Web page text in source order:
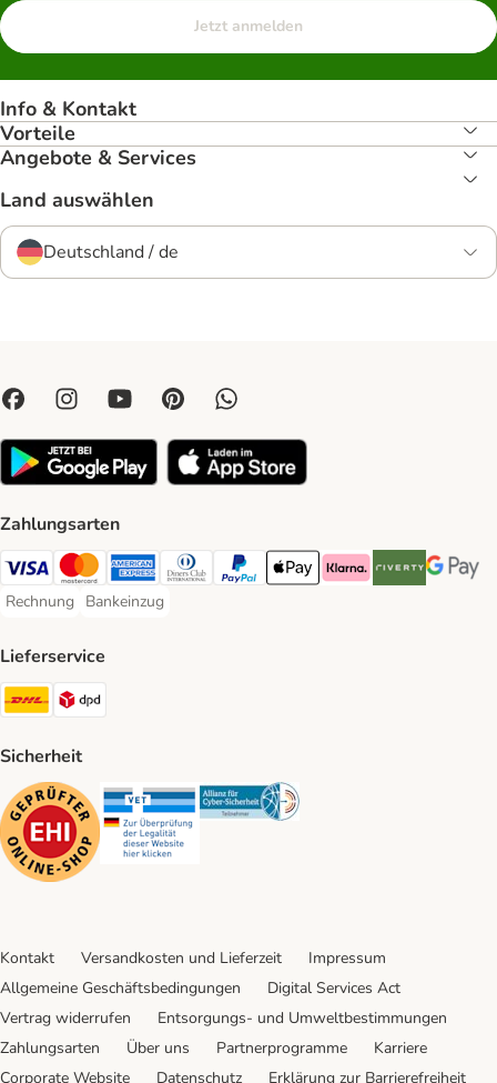
Jetzt anmelden
Info & Kontakt
Vorteile
Angebote & Services
Land auswählen
Deutschland / de
Zahlungsarten
Visa Payment Method
Mastercard Payment Method
American Express Payment Method
Diners Club Payment Method
PayPal Payment Method
Apple Pay Payment Method
Klarna Payment Method
Riverty Payment
Google
Rechnung
Rechnung Payment Method
Bankeinzug
Bankeinzug Payment Method
Lieferservice
DHL Shipping Method
Sicherheit
Security Security Security
Kontakt Versandkosten und Lieferzeit
Impressum
Allgemeine Geschäftsbedingungen
Digital Services Act
Vertrag widerrufen
Entsorgungs- und Umweltbestimmungen
Zahlungsarten
Über uns Partnerprogramme
Karriere
Corporate Website
Datenschutz Erklärung zur Barrierefreiheit